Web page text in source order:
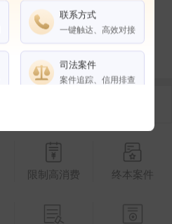
20
限制高消费 终本案件
联系方式
一键触达、高效对接
司法案件
案件追踪、信用排查
VIP会员 SVIP会员